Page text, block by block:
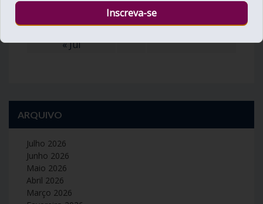
« Jul
26 27
30
31
ARQUIVO
Julho 2026
Junho 2026
Maio 2026
Abril 2026
Março 2026